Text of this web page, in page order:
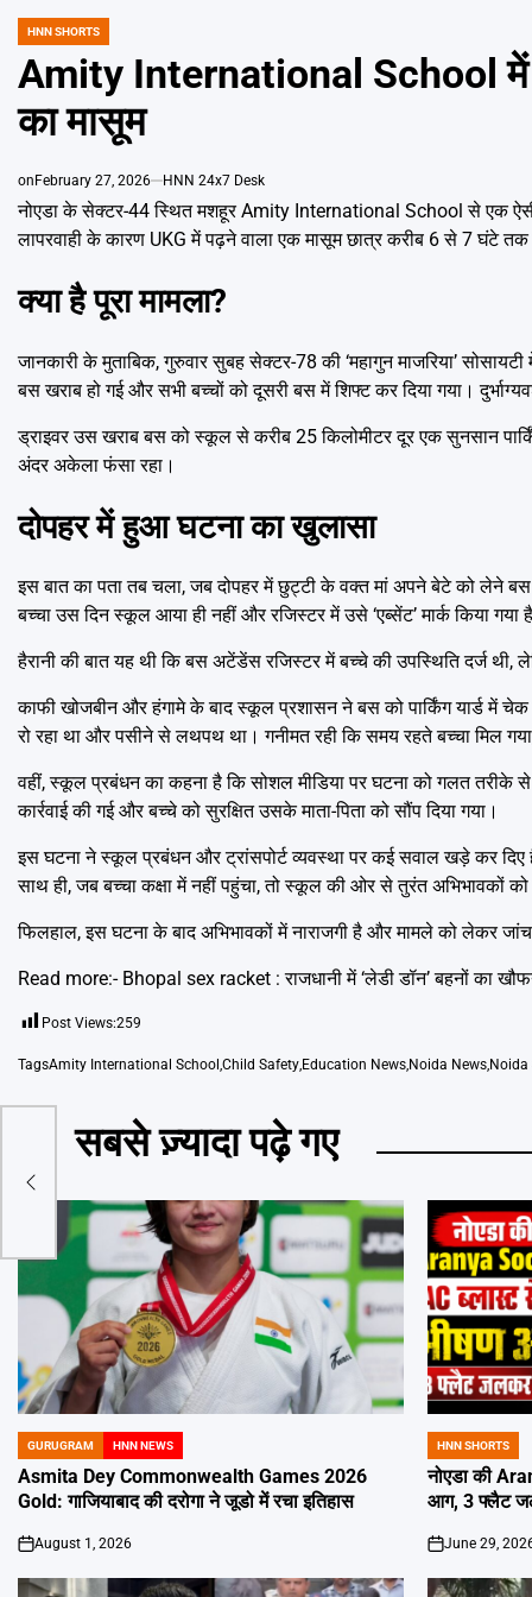
POSTED
IN
HNN SHORTS
Amity International School में
का मासूम
on February 27, 2026 HNN 24x7 Desk
नोएडा के सेक्टर-44 स्थित मशहूर Amity International School से एक ऐसी
लापरवाही के कारण UKG में पढ़ने वाला एक मासूम छात्र करीब 6 से 7 घंटे
क्या है पूरा मामला?
जानकारी के मुताबिक, गुरुवार सुबह सेक्टर-78 की ‘महागुन माजरिया’
बस खराब हो गई और सभी बच्चों को दूसरी बस में शिफ्ट कर दिया गया।
ड्राइवर उस खराब बस को स्कूल से करीब 25 किलोमीटर दूर एक सुनसान
अंदर अकेला फंसा रहा।
दोपहर में हुआ घटना का खुलासा
इस बात का पता तब चला, जब दोपहर में छुट्टी के वक्त मां अपने बेटे को लेने
बच्चा उस दिन स्कूल आया ही नहीं और रजिस्टर में उसे ‘एब्सेंट’ मार्क किया गया
हैरानी की बात यह थी कि बस अटेंडेंस रजिस्टर में बच्चे की उपस्थिति दर्ज थी,
काफी खोजबीन और हंगामे के बाद स्कूल प्रशासन ने बस को पार्किंग यार्ड में
रो रहा था और पसीने से लथपथ था। गनीमत रही कि समय रहते बच्चा मिल
वहीं, स्कूल प्रबंधन का कहना है कि सोशल मीडिया पर घटना को गलत तरीके
कार्रवाई की गई और बच्चे को सुरक्षित उसके माता-पिता को सौंप दिया गया।
इस घटना ने स्कूल प्रबंधन और ट्रांसपोर्ट व्यवस्था पर कई सवाल खड़े कर
साथ ही, जब बच्चा कक्षा में नहीं पहुंचा, तो स्कूल की ओर से तुरंत अभिभावकों को
फिलहाल, इस घटना के बाद अभिभावकों में नाराजगी है और मामले को लेकर जांच
Read more:- Bhopal sex racket : राजधानी में ‘लेडी डॉन’ बहनों का
Post Views:259
TagsAmity International School ,Child Safety,Education News,Noida News,Noida
सबसे ज़्यादा पढ़े गए
POSTED
IN
GURUGRAM HNN NEWS
Asmita Dey Commonwealth Games 2026
Gold: गाजियाबाद की दरोगा ने जूडो में रचा इतिहास
on
August 1, 2026
POSTED
IN
HNN SHORTS
नोएडा की
आग, 3 फ्लैट
on
June 29,